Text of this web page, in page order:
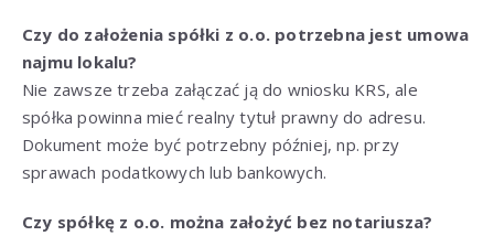
Czy do założenia spółki z o.o. potrzebna jest umowa
najmu lokalu?
Nie zawsze trzeba załączać ją do wniosku KRS, ale
spółka powinna mieć realny tytuł prawny do adresu.
Dokument może być potrzebny później, np. przy
sprawach podatkowych lub bankowych.
Czy spółkę z o.o. można założyć bez notariusza?